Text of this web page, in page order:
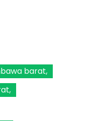
barat